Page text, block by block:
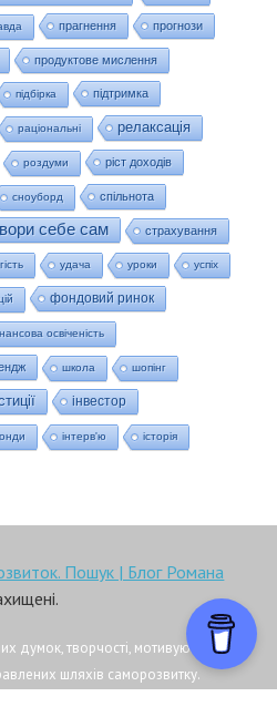
прагнення прогнози
продуктове мислення
підбірка підтримка
раціональні релаксація
роздуми ріст доходів
сноуборд спільнота
себе сам страхування
удача уроки успіх
фондовий ринок
освіченість
школа шопінг
інвестор
інтерв'ю історія
Пошук | Блог Романа
думок, творчості, мотивуючих
шляхів саморозвитку.